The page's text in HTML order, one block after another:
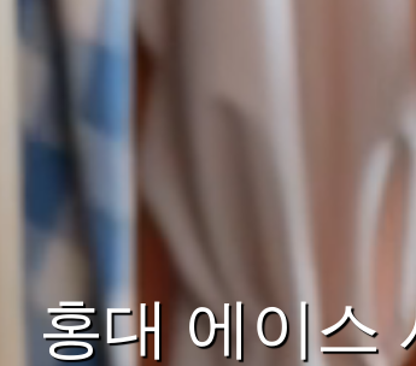
홍대 에이스